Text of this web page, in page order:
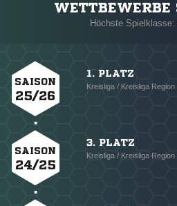
Höchste Spielklasse:
SAISON
25/26
1. PLATZ
Kreisliga / Kreisliga
SAISON
24/25
3. PLATZ
Kreisliga / Kreisliga